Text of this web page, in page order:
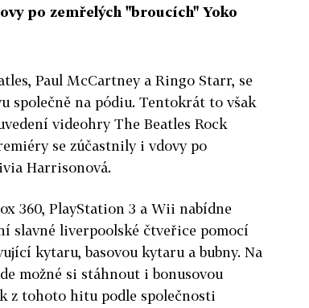
po zemřelých "broucích" Yoko
Paul McCartney a Ringo Starr, se
společně na pódiu. Tentokrát to však
videohry The Beatles Rock
se zúčastnily i vdovy po
Harrisonová.
360, PlayStation 3 a Wii nabídne
slavné liverpoolské čtveřice pomocí
kytaru, basovou kytaru a bubny. Na
možné si stáhnout i bonusovou
z tohoto hitu podle společnosti